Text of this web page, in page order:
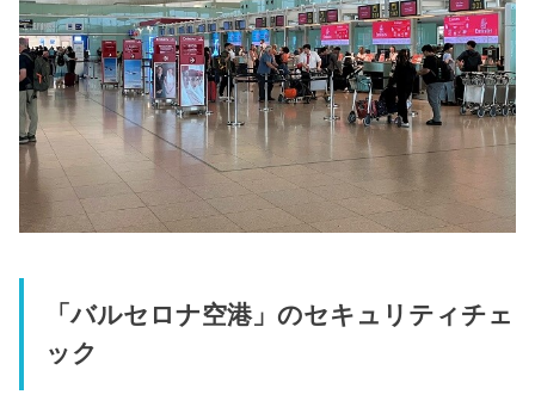
「バルセロナ空港」のセキュリティチェ
ック